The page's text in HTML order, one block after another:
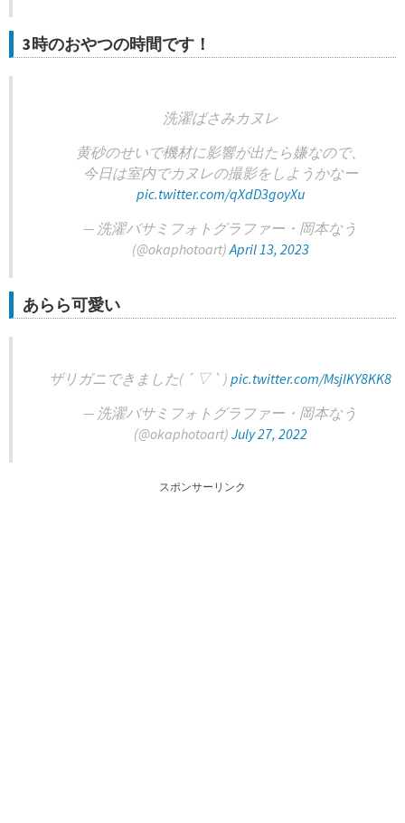
3時のおやつの時間です！
洗濯ばさみカヌレ
黄砂のせいで機材に影響が出たら嫌なので、
今日は室内でカヌレの撮影をしようかなー
pic.twitter.com/qXdD3goyXu
— 洗濯バサミフォトグラファー・岡本なう
(@okaphotoart)April 13, 2023
あらら可愛い
ザリガニできました( ´ ▽ ` ) pic.twitter.com/MsjlKY8KK8
— 洗濯バサミフォトグラファー・岡本なう
(@okaphotoart) July 27, 2022
スポンサーリンク